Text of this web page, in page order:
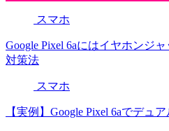
スマホ
Google Pixel 6aにはイヤホンジ
対策法
スマホ
【実例】Google Pixel 6aでデュ